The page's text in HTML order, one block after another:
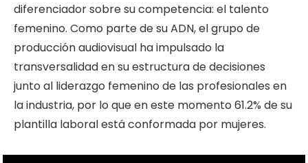
diferenciador sobre su competencia: el talento
femenino. Como parte de su ADN, el grupo de
producción audiovisual ha impulsado la
transversalidad en su estructura de decisiones
junto al liderazgo femenino de las profesionales en
la industria, por lo que en este momento 61.2% de su
plantilla laboral está conformada por mujeres.